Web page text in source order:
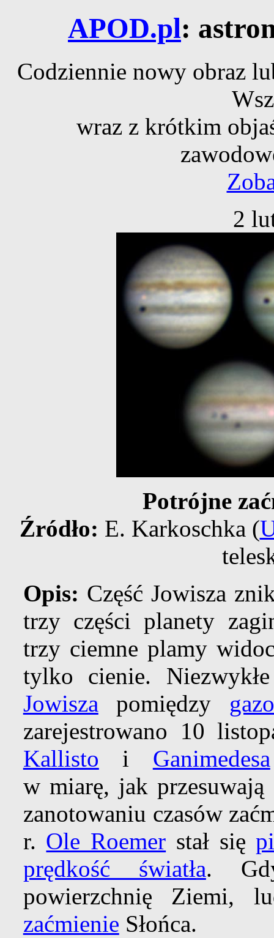
APOD.pl:
Codziennie nowy obraz
wraz z krótkim
2
Potrójne
Źródło: E. Karkoschka (
Opis: Część Jowisza
trzy części planety
trzy ciemne plamy
tylko cienie.
Jowisza pomiędzy
zarejestrowano 10
Kallisto i Ganimedesa
w miarę, jak
zanotowaniu czasów
r. Ole Roemer stał się
prędkość światła.
powierzchnię Ziemi,
zaćmienie Słońca.